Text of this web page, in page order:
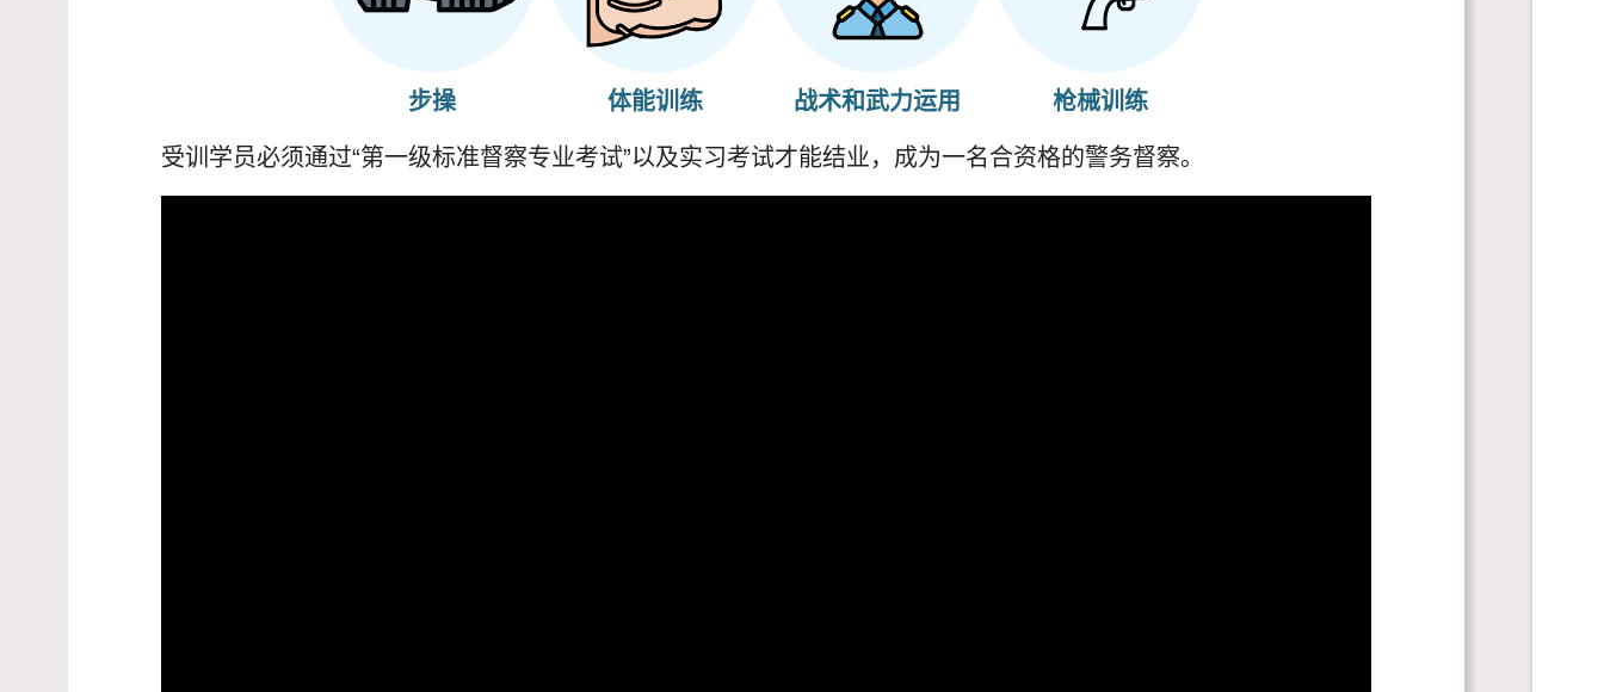
步操 体能训练 战术和武力运用 枪械训练
受训学员必须通过“第一级标准督察专业考试”以及实习考试才能结业，成为一名合资格的警务督察。